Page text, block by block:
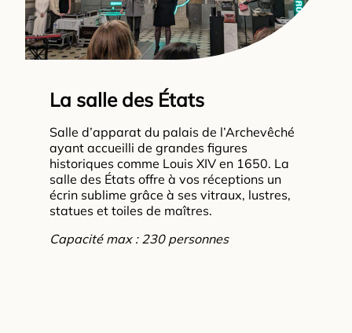
La salle des États
Salle d’apparat du palais de l’Archevêché
ayant accueilli de grandes figures
historiques comme Louis XIV en 1650. La
salle des États offre à vos réceptions un
écrin sublime grâce à ses vitraux, lustres,
statues et toiles de maîtres.
Capacité max : 230 personnes